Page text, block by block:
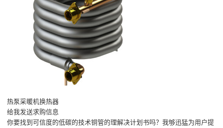
热泵采暖机换热器
给我发送求购信息
你要找到可信度的低碳的技术铜管的理解决计划书吗？我够迅猛为用户提